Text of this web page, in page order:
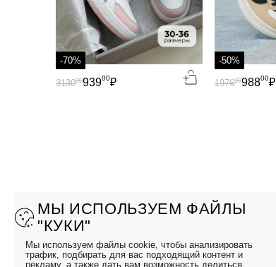
-70%
93900₽
313000
-50%
98800₽
197600
МЫ ИСПОЛЬЗУЕМ ФАЙЛЫ
"КУКИ"
Мы используем файлы cookie, чтобы анализировать
трафик, подбирать для вас подходящий контент и
рекламу, а также дать вам возможность делиться